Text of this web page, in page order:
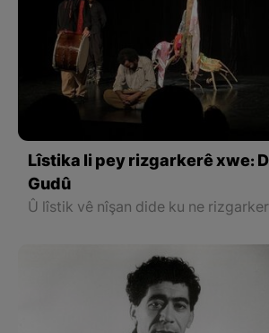
Lîstika li pey rizgarkerê xwe:
Gudû